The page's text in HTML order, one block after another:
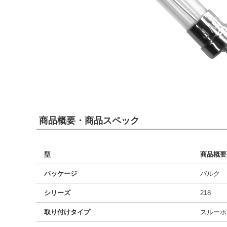
商品概要・商品スペック
型 商品概要
パッケージ バルク
シリーズ 218
取り付けタイプ スルー